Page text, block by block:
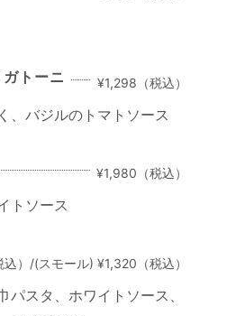
トーニ ¥1,298（税込）
、バジルのトマトソース
¥1,980（税込）
トソース
）/(スモール) ¥1,320（税込）
パスタ、ホワイトソース、